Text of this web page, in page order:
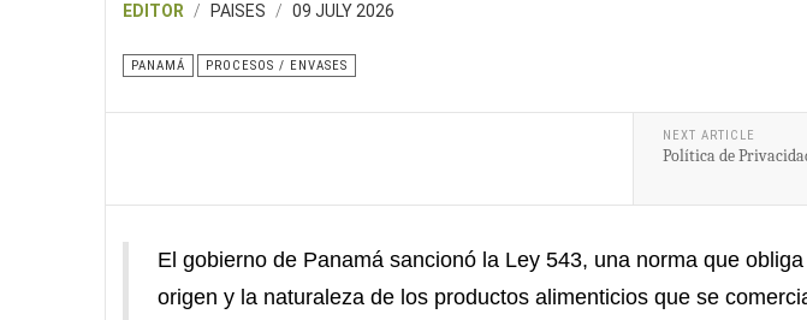
EDITOR PAISES 09 JULY 2026
PANAMÁ PROCESOS / ENVASES
NEXT ARTICLE
Política de
El gobierno de Panamá sancionó la Ley 543, una norma que
origen y la naturaleza de los productos alimenticios que se